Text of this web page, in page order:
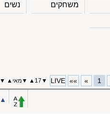
משחקים
נשים
1
»
»»
LIVE
▼
17
▲
▼מאי ▲
▼
▲︎